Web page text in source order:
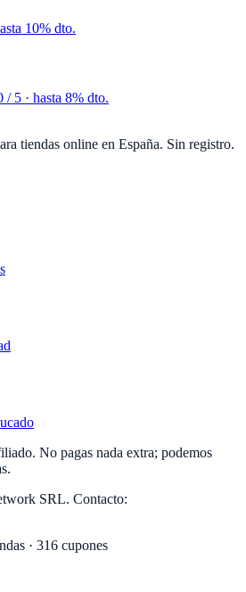
10% dto.
/ 5 · hasta 8% dto.
tiendas online en España. Sin registro.
No pagas nada extra; podemos
SRL. Contacto:
· 316 cupones